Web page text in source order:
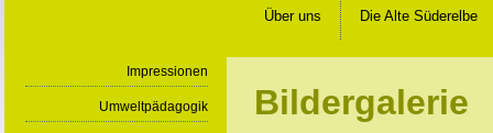
Über uns Die Alte Süderelbe
Impressionen
Umweltpädagogik Bildergalerie